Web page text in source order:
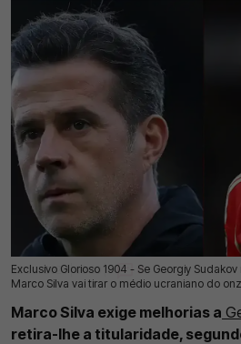
Exclusivo Glorioso 1904 - Se Georgiy
Marco Silva vai tirar o médio ucraniano do
22 Jul 2026 | 03:00 | 0
Marco Silva exige melhorias a
retira-lhe a titularidade,